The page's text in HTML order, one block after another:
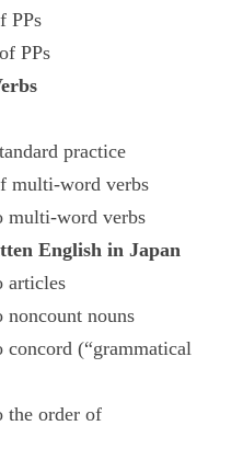
PPs
PPs
practice
multi-word verbs
multi-word verbs
English in Japan
articles
nouns
(“grammatical
the order of